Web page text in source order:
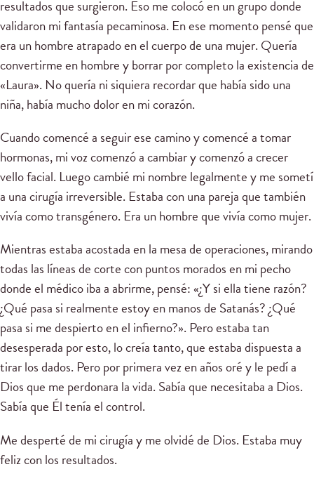
resultados que surgieron. Eso me colocó en un grupo donde
validaron mi fantasía pecaminosa. En ese momento pensé que
era un hombre atrapado en el cuerpo de una mujer. Quería
convertirme en hombre y borrar por completo la existencia de
«Laura». No quería ni siquiera recordar que había sido una
niña, había mucho dolor en mi corazón.
Cuando comencé a seguir ese camino y comencé a tomar
hormonas, mi voz comenzó a cambiar y comenzó a crecer
vello facial. Luego cambié mi nombre legalmente y me sometí
a una cirugía irreversible. Estaba con una pareja que también
vivía como transgénero. Era un hombre que vivía como mujer.
Mientras estaba acostada en la mesa de operaciones, mirando
todas las líneas de corte con puntos morados en mi pecho
donde el médico iba a abrirme, pensé: «¿Y si ella tiene razón?
¿Qué pasa si realmente estoy en manos de Satanás? ¿Qué
pasa si me despierto en el infierno?». Pero estaba tan
desesperada por esto, lo creía tanto, que estaba dispuesta a
tirar los dados. Pero por primera vez en años oré y le pedí a
Dios que me perdonara la vida. Sabía que necesitaba a Dios.
Sabía que Él tenía el control.
Me desperté de mi cirugía y me olvidé de Dios. Estaba muy
feliz con los resultados.